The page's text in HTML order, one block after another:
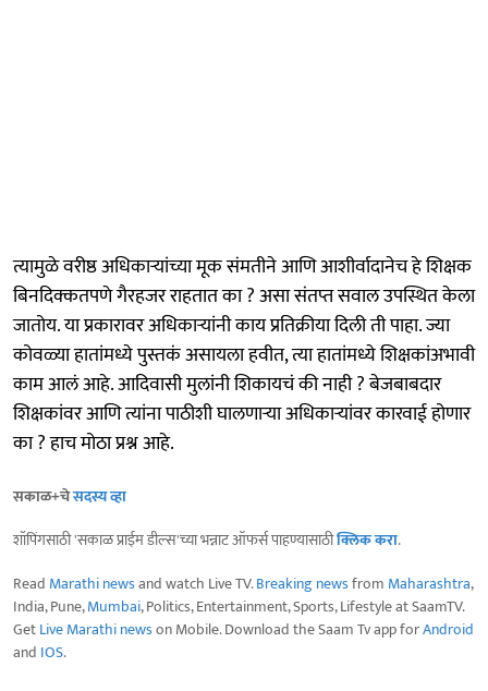
त्यामुळे वरीष्ठ अधिकाऱ्यांच्या मूक संमतीने आणि आशीर्वादानेच हे शिक्षक
बिनदिक्कतपणे गैरहजर राहतात का ? असा संतप्त सवाल उपस्थित केला
जातोय. या प्रकारावर अधिकाऱ्यांनी काय प्रतिक्रीया दिली ती पाहा. ज्या
कोवळ्या हातांमध्ये पुस्तकं असायला हवीत, त्या हातांमध्ये शिक्षकांअभावी
काम आलं आहे. आदिवासी मुलांनी शिकायचं की नाही ? बेजबाबदार
शिक्षकांवर आणि त्यांना पाठीशी घालणाऱ्या अधिकाऱ्यांवर कारवाई होणार
का ? हाच मोठा प्रश्न आहे.
सकाळ+चेसदस्य व्हा
शॉपिंगसाठी 'सकाळ प्राईम डील्स'च्या भन्नाट ऑफर्स पाहण्यासाठीक्लिक करा.
Read Marathi newsand watch Live TV.Breaking newsfrom Maharashtra,
India, Pune,Mumbai, Politics, Entertainment, Sports, Lifestyle at SaamTV.
GetLive Marathi newson Mobile. Download the Saam Tv app forAndroid
and IOS.